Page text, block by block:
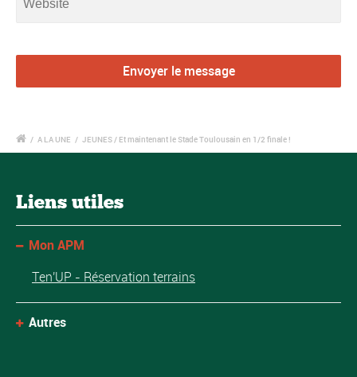
/ A LA UNE / JEUNES / Et maintenant le Stade Toulousain en 1/2 finale !
Liens utiles
Mon APM
Ten'UP - Réservation terrains
Autres